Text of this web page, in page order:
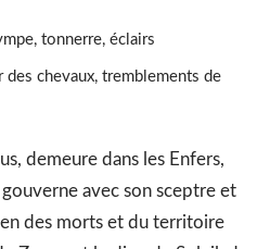
tonnerre, éclairs
des chevaux, tremblements de
demeure dans les Enfers,
avec son sceptre et
des morts et du territoire